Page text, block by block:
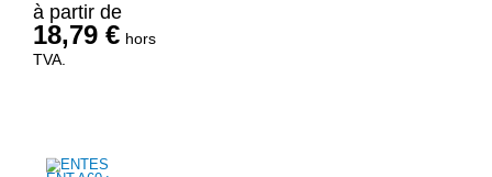
à partir de
18,79 € hors
TVA.